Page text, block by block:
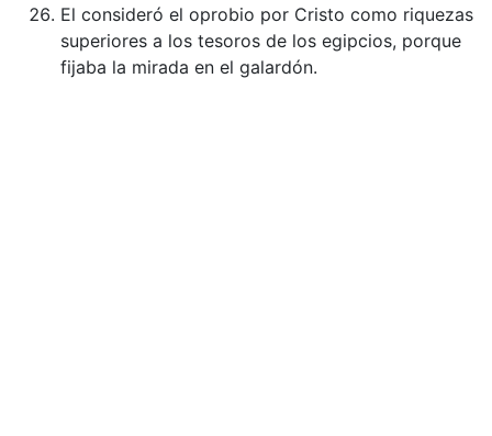
El consideró el oprobio por Cristo como riquezas
superiores a los tesoros de los egipcios, porque
fijaba la mirada en el galardón.